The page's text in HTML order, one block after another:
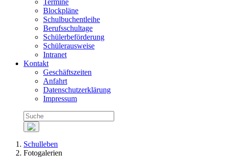
Termine
Blockpläne
Schulbuchentleihe
Berufsschultage
Schülerbeförderung
Schülerausweise
Intranet
Kontakt
Geschäftszeiten
Anfahrt
Datenschutzerklärung
Impressum
Schulleben
Fotogalerien